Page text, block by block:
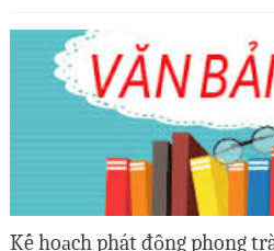
Kế hoạch phát động phong